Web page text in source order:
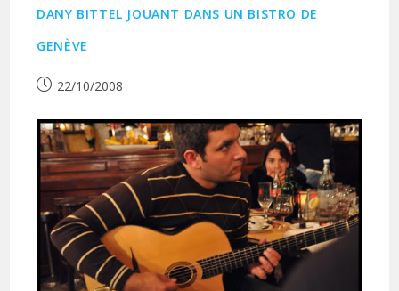
DANY BITTEL JOUANT DANS UN BISTRO DE
GENÈVE
Publication
22/10/2008